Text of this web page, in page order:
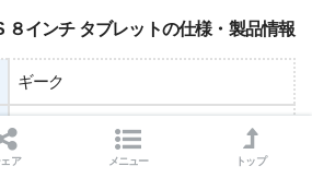
８インチ タブレットの仕様・製品情報
ギーク
ア メニュー トップ